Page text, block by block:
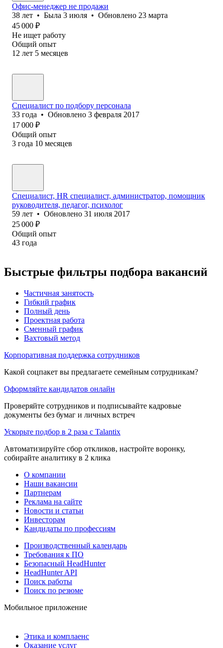
Офис-менеджер не продажи
38 лет • Была 3 июля • Обновлено 23 марта
45 000 ₽
Не ищет работу
Общий опыт
12 лет 5 месяцев
Специалист по подбору персонала
33 года • Обновлено 3 февраля 2017
17 000 ₽
Общий опыт
3 года 10 месяцев
Специалист, HR специалист, администратор, помощник
руководителя, педагог, психолог
59 лет • Обновлено 31 июля 2017
25 000 ₽
Общий опыт
43 года
Быстрые фильтры подбора вакансий
Частичная занятость
Гибкий график
Полный день
Проектная работа
Сменный график
Вахтовый метод
Корпоративная поддержка сотрудников
Какой соцпакет вы предлагаете семейным сотрудникам?
Оформляйте кандидатов онлайн
Проверяйте сотрудников и подписывайте кадровые
документы без бумаг и личных встреч
Ускорьте подбор в 2 раза с Talantix
Автоматизируйте сбор откликов, настройте воронку,
собирайте аналитику в 2 клика
О компании
Наши вакансии
Партнерам
Реклама на сайте
Новости и статьи
Инвесторам
Кандидаты по профессиям
Производственный календарь
Требования к ПО
Безопасный HeadHunter
HeadHunter API
Поиск работы
Поиск по резюме
Мобильное приложение
Этика и комплаенс
Оказание услуг